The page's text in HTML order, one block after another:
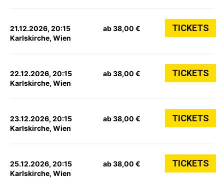
21.12.2026, 20:15
Karlskirche, Wien
ab 38,00 € TICKETS
22.12.2026, 20:15
Karlskirche, Wien
ab 38,00 € TICKETS
23.12.2026, 20:15
Karlskirche, Wien
ab 38,00 € TICKETS
25.12.2026, 20:15
Karlskirche, Wien
ab 38,00 € TICKETS